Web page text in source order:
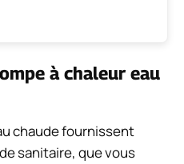
à chaleur eau
chaude fournissent
sanitaire, que vous